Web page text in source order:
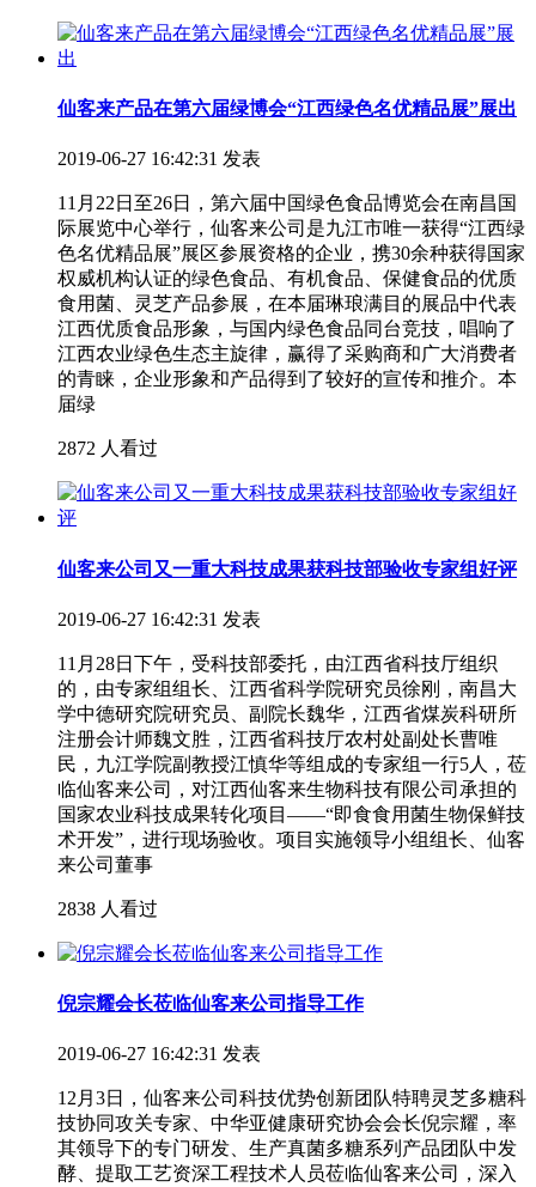
仙客来产品在第六届绿博会“江西绿色名优精品展”展出
2019-06-27 16:42:31 发表
11月22日至26日，第六届中国绿色食品博览会在南昌国
际展览中心举行，仙客来公司是九江市唯一获得“江西绿
色名优精品展”展区参展资格的企业，携30余种获得国家
权威机构认证的绿色食品、有机食品、保健食品的优质
食用菌、灵芝产品参展，在本届琳琅满目的展品中代表
江西优质食品形象，与国内绿色食品同台竞技，唱响了
江西农业绿色生态主旋律，赢得了采购商和广大消费者
的青睐，企业形象和产品得到了较好的宣传和推介。本
届绿
2872 人看过
仙客来公司又一重大科技成果获科技部验收专家组好评
2019-06-27 16:42:31 发表
11月28日下午，受科技部委托，由江西省科技厅组织
的，由专家组组长、江西省科学院研究员徐刚，南昌大
学中德研究院研究员、副院长魏华，江西省煤炭科研所
注册会计师魏文胜，江西省科技厅农村处副处长曹唯
民，九江学院副教授江慎华等组成的专家组一行5人，莅
临仙客来公司，对江西仙客来生物科技有限公司承担的
国家农业科技成果转化项目——“即食食用菌生物保鲜技
术开发”，进行现场验收。项目实施领导小组组长、仙客
来公司董事
2838 人看过
倪宗耀会长莅临仙客来公司指导工作
2019-06-27 16:42:31 发表
12月3日，仙客来公司科技优势创新团队特聘灵芝多糖科
技协同攻关专家、中华亚健康研究协会会长倪宗耀，率
其领导下的专门研发、生产真菌多糖系列产品团队中发
酵、提取工艺资深工程技术人员莅临仙客来公司，深入